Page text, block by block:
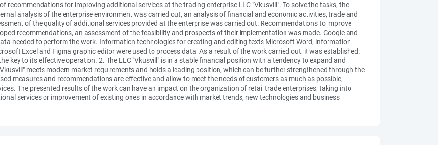
recommendations for improving additional services at the trading enterprise LLC "Vkusvill". To solve the tasks, the
analysis of the enterprise environment was carried out, an analysis of financial and economic activities, trade and
of the quality of additional services provided at the enterprise was carried out. Recommendations to improve
recommendations, an assessment of the feasibility and prospects of their implementation was made. Google and
needed to perform the work. Information technologies for creating and editing texts Microsoft Word, information
Excel and Figma graphic editor were used to process data. As a result of the work carried out, it was established:
key to its effective operation. 2. The LLC "Vkusvill" is in a stable financial position with a tendency to expand and
meets modern market requirements and holds a leading position, which can be further strengthened through the
measures and recommendations are effective and allow to meet the needs of customers as much as possible,
The presented results of the work can have an impact on the organization of retail trade enterprises, taking into
services or improvement of existing ones in accordance with market trends, new technologies and business